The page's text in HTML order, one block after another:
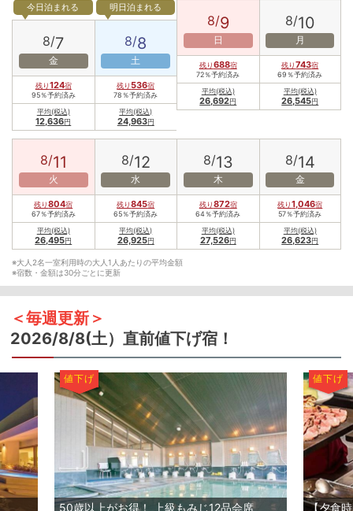
今日泊まれる
8/7
金
残り124宿
95％予約済み
平均(税込)
12,636円
明日泊まれる
8/8
土
残り536宿
78％予約済み
平均(税込)
24,963円
8/9
日
残り688宿
72％予約済み
平均(税込)
26,692円
8/10
月
残り743宿
69％予約済み
平均(税込)
26,545円
8/11
火
残り804宿
67％予約済み
平均(税込)
26,495円
8/12
水
残り845宿
65％予約済み
平均(税込)
26,925円
8/13
木
残り872宿
64％予約済み
平均(税込)
27,526円
8/14
金
残り1,046宿
57％予約済み
平均(税込)
26,623円
※大人2名一室利用時の大人1人あたりの平均金額
※宿数・金額は30分ごとに更新
＜毎週更新＞
2026/8/8(土） 直前値下げ宿！
値下げ
50歳以上がお得！ 上級もみじ12品会席
値下げ